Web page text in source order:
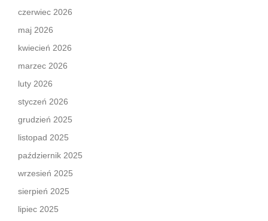
czerwiec 2026
maj 2026
kwiecień 2026
marzec 2026
luty 2026
styczeń 2026
grudzień 2025
listopad 2025
październik 2025
wrzesień 2025
sierpień 2025
lipiec 2025